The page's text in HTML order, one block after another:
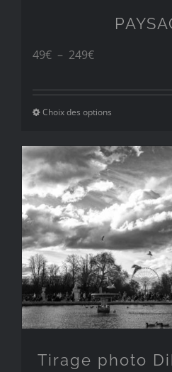
49€ – 249€Plage
prix :
à
249€
Choix des options
Tirage photo